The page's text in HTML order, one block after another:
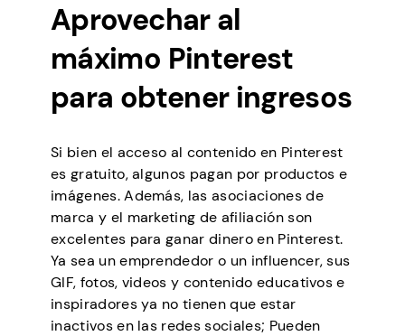
Aprovechar al
máximo Pinterest
para obtener ingresos
Si bien el acceso al contenido en Pinterest
es gratuito, algunos pagan por productos e
imágenes. Además, las asociaciones de
marca y el marketing de afiliación son
excelentes para ganar dinero en Pinterest.
Ya sea un emprendedor o un influencer, sus
GIF, fotos, videos y contenido educativos e
inspiradores ya no tienen que estar
inactivos en las redes sociales; Pueden